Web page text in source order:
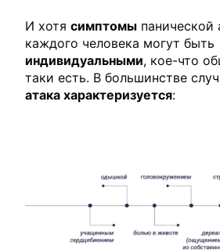
И хотясимптомы панической
каждого человека могут быть
индивидуальными, кое-что
таки есть. В большинстве
атака характеризуется: